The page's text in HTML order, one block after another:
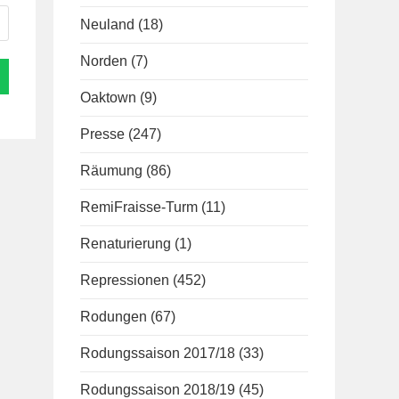
Neuland (18)
Norden (7)
Oaktown (9)
Presse (247)
Räumung (86)
RemiFraisse-Turm (11)
Renaturierung (1)
Repressionen (452)
Rodungen (67)
Rodungssaison 2017/18 (33)
Rodungssaison 2018/19 (45)